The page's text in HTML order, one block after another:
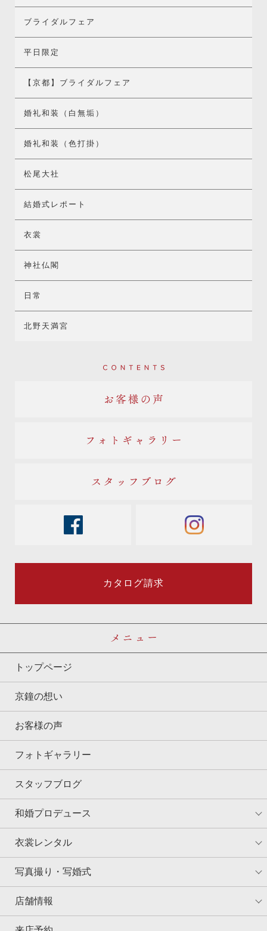
ブライダルフェア
平日限定
【京都】ブライダルフェア
婚礼和装（白無垢）
婚礼和装（色打掛）
松尾大社
結婚式レポート
衣裳
神社仏閣
日常
北野天満宮
Contents
お客様の声
フォトギャラリー
スタッフブログ
instagram
カタログ請求
トップページ
京鐘の想い
お客様の声
フォトギャラリー
スタッフブログ
和婚プロデュース
衣裳レンタル
写真撮り・写婚式
店舗情報